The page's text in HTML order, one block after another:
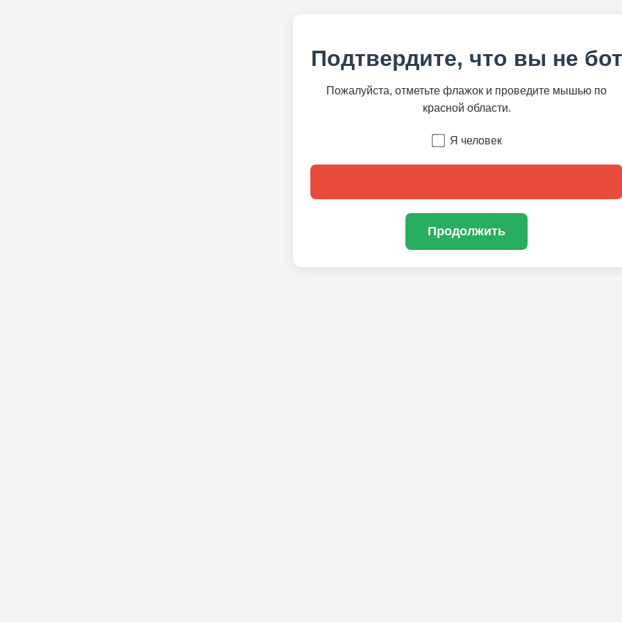
Подтвердите, что вы не бот
Пожалуйста, отметьте флажок и проведите мышью по
красной области.
Я человек
Продолжить